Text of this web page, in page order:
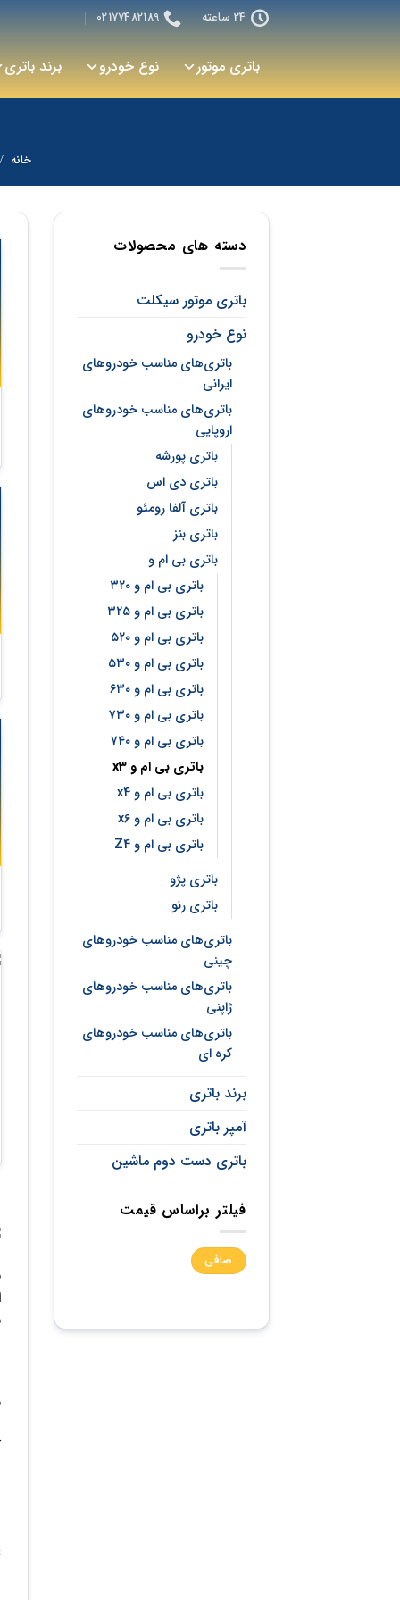
پرش
به
محتوا
24 ساعته 02177482189
باتری موتور نوع خودرو برند باتری
خانه /
دسته های محصولات
باتری موتور سیکلت
نوع خودرو
باتری‌های مناسب خودروهای
ایرانی
باتری‌های مناسب خودروهای
اروپایی
باتری پورشه
باتری دی اس
باتری آلفا رومئو
باتری بنز
باتری بی ام و
باتری بی ام و ۳۲۰
باتری بی ام و ۳۲۵
باتری بی ام و ۵۲۰
باتری بی ام و ۵۳۰
باتری بی ام و ۶۳۰
باتری بی ام و ۷۳۰
باتری بی ام و ۷۴۰
باتری بی ام و x3
باتری بی ام و x4
باتری بی ام و x6
باتری بی ام و Z4
باتری پژو
باتری رنو
باتری‌های مناسب خودروهای
چینی
باتری‌های مناسب خودروهای
ژاپنی
باتری‌های مناسب خودروهای
کره ای
برند باتری
آمپر باتری
باتری دست دوم ماشین
فیلتر براساس قیمت
حداقل
قیمت
حداكثر
قيمتصافی